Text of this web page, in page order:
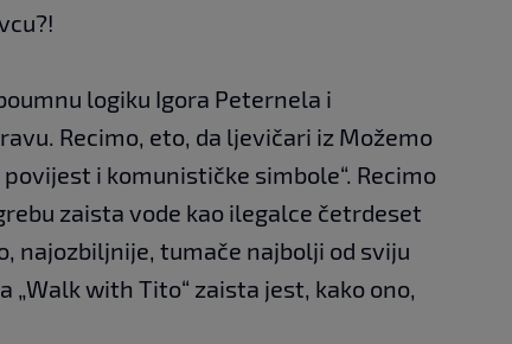
logiku Igora Peternela i
Recimo, eto, da ljevičari iz Možemo
i komunističke simbole“. Recimo
zaista vode kao ilegalce četrdeset
najozbiljnije, tumače najbolji od sviju
„Walk with Tito“ zaista jest, kako ono,